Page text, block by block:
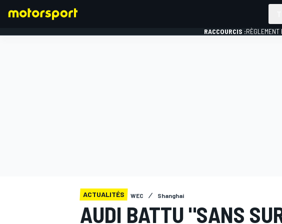
RACCOURCIS :RÈGLEMENT
ACTUALITÉS WEC Shanghai
AUDI BATTU "SANS